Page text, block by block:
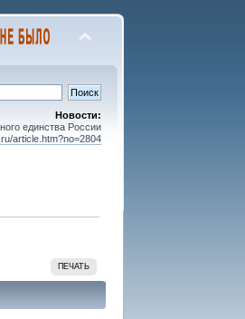
Новости:
единства России
article.htm?no=2804
ПЕЧАТЬ